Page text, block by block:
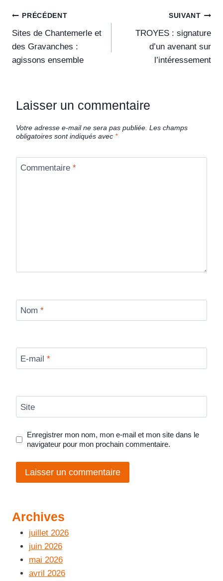
PRÉCÉDENT
Sites de Chantemerle et
des Gravanches :
agissons ensemble
SUIVANT
TROYES : signature
d’un avenant sur
l’intéressement
Laisser un commentaire
Votre adresse e-mail ne sera pas publiée. Les champs
obligatoires sont indiqués avec *
Commentaire *
Nom *
E-mail *
Site
Enregistrer mon nom, mon e-mail et mon site dans le
navigateur pour mon prochain commentaire.
Archives
juillet 2026
juin 2026
mai 2026
avril 2026